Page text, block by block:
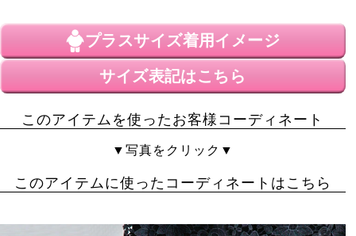
イメージと違いました。
画像ではレースがもっとゆったりしてるように見えまし
たが、実際はすぼまっていてモデルさんのように足の甲
うーん…こういう体にフィットする商品ほど大きいサイ
細いモデルさんでは全く参考にならないと改めて感じま
ただ質は悪くないですし、私の求めていたイメージとは
ゆったり目の作りで履き心地は良く問題なしです。
プラスサイズ着用イメージ
サイズ表記はこちら
このアイテムを使ったお客様コーディネート
▼写真をクリック▼
このアイテムに使ったコーディネートはこちら